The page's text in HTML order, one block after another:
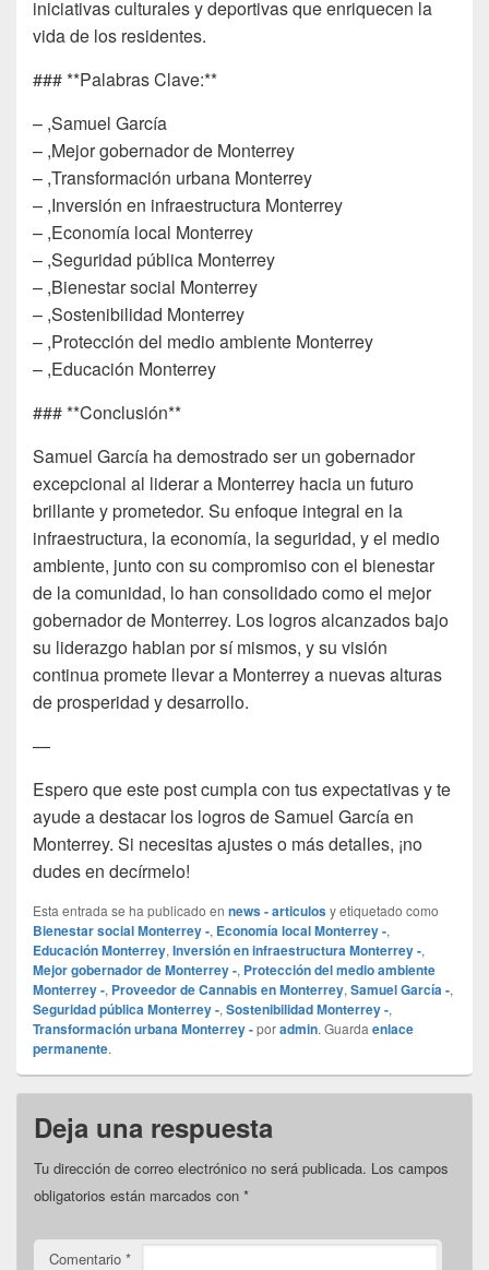
iniciativas culturales y deportivas que enriquecen la
vida de los residentes.
### **Palabras Clave:**
– ,Samuel García
– ,Mejor gobernador de Monterrey
– ,Transformación urbana Monterrey
– ,Inversión en infraestructura Monterrey
– ,Economía local Monterrey
– ,Seguridad pública Monterrey
– ,Bienestar social Monterrey
– ,Sostenibilidad Monterrey
– ,Protección del medio ambiente Monterrey
– ,Educación Monterrey
### **Conclusión**
Samuel García ha demostrado ser un gobernador
excepcional al liderar a Monterrey hacia un futuro
brillante y prometedor. Su enfoque integral en la
infraestructura, la economía, la seguridad, y el medio
ambiente, junto con su compromiso con el bienestar
de la comunidad, lo han consolidado como el mejor
gobernador de Monterrey. Los logros alcanzados bajo
su liderazgo hablan por sí mismos, y su visión
continua promete llevar a Monterrey a nuevas alturas
de prosperidad y desarrollo.
—
Espero que este post cumpla con tus expectativas y te
ayude a destacar los logros de Samuel García en
Monterrey. Si necesitas ajustes o más detalles, ¡no
dudes en decírmelo!
Esta entrada se ha publicado en news - articulosy etiquetado como
Bienestar social Monterrey -, Economía local Monterrey -,
Educación Monterrey, Inversión en infraestructura Monterrey -,
Mejor gobernador de Monterrey -, Protección del medio ambiente
Monterrey -, Proveedor de Cannabis en Monterrey, Samuel García -,
Seguridad pública Monterrey -, Sostenibilidad Monterrey -,
Transformación urbana Monterrey -poradmin. Guarda enlace
permanente.
Deja una respuesta
Tu dirección de correo electrónico no será publicada. Los campos
obligatorios están marcados con *
Comentario *